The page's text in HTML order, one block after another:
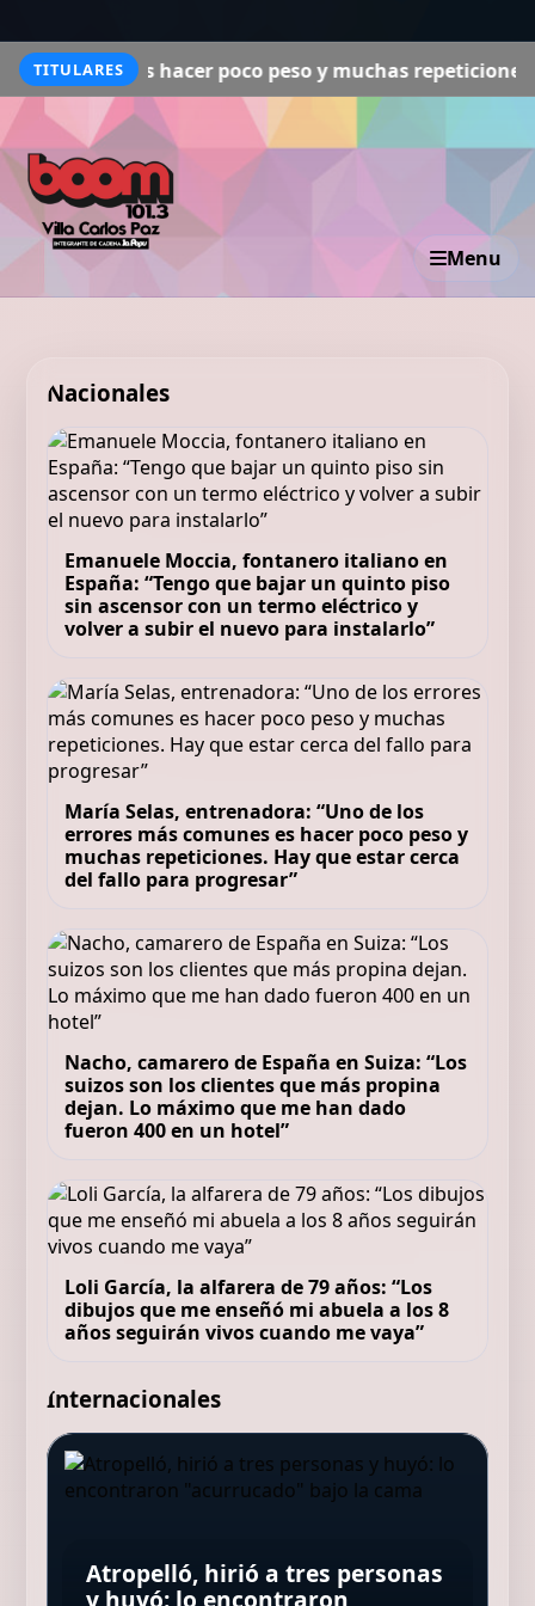
TITULARES
poco peso y muchas repeticiones. Hay que
Menu
Nacionales
Emanuele Moccia, fontanero italiano en
España: “Tengo que bajar un quinto piso
sin ascensor con un termo eléctrico y
volver a subir el nuevo para instalarlo”
María Selas, entrenadora: “Uno de los
errores más comunes es hacer poco peso y
muchas repeticiones. Hay que estar cerca
del fallo para progresar”
Nacho, camarero de España en Suiza: “Los
suizos son los clientes que más propina
dejan. Lo máximo que me han dado
fueron 400 en un hotel”
Loli García, la alfarera de 79 años: “Los
dibujos que me enseñó mi abuela a los 8
años seguirán vivos cuando me vaya”
Internacionales
buen cabello debes saber si
necesitas hidratación o
Quim Masferrer, actor, 55 años:
“Desde que quitaron los peajes,
el que sabes cuándo entras,
pero nunca cuánto tardarás en
quedó atrapado en medio del
incendio forestal, tras
Atropelló, hirió a tres personas
y huyó: lo encontraron
que dejó 168 muertos en Hong
Kong: qué determinó la